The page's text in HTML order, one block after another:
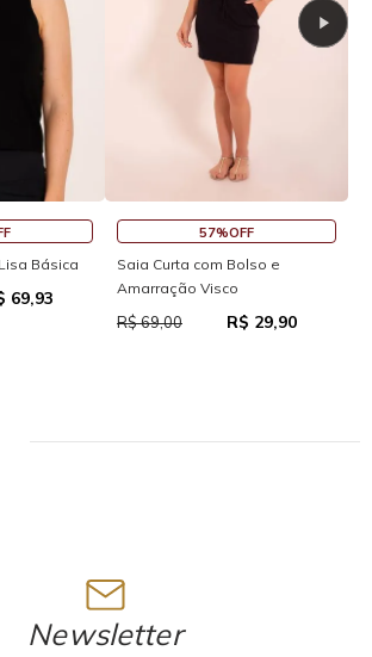
Básica
69,93
57%OFF
Saia Curta com Bolso e
Amarração Visco
R$ 69,00 R$ 29,90
Newsletter